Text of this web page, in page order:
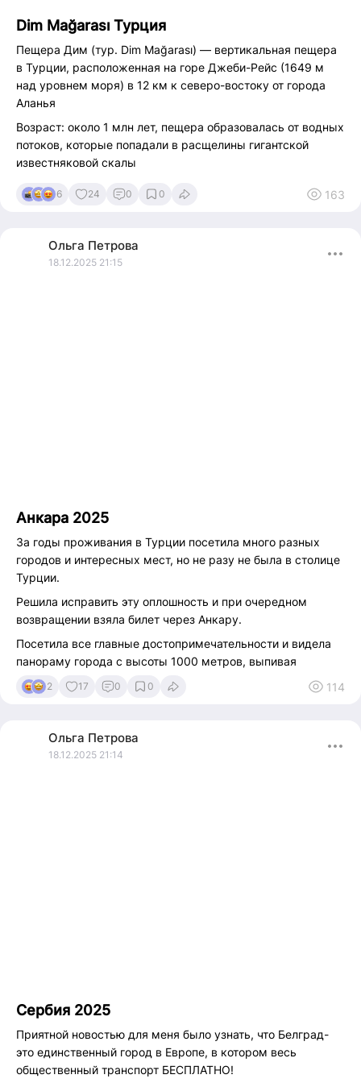
Dim Mağarası Турция
Пещера Дим (тур. Dim Mağarası) — вертикальная пещера
в Турции, расположенная на горе Джеби-Рейс (1649 м
над уровнем моря) в 12 км к северо-востоку от города
Аланья
Возраст: около 1 млн лет, пещера образовалась от водных
потоков, которые попадали в расщелины гигантской
известняковой скалы
Вправо от входа идёт небольшой горизонтальный участок
длиной 50 м.
который заканчивается большим залом площадью 200 м²
с небольшим озерцом.
6 24 0 0 163
Ольга Петрова
18.12.2025 21:15
Анкара 2025
За годы проживания в Турции посетила много разных
городов и интересных мест, но не разу не была в столице
Турции.
Решила исправить эту оплошность и при очередном
возвращении взяла билет через Анкару.
Посетила все главные достопримечательности и видела
панораму города с высоты 1000 метров, выпивая
чашечку турецкого кофе в шикарном ресторане.
Хочешь со мной?
2 17 0 0 114
Ольга Петрова
18.12.2025 21:14
Сербия 2025
Приятной новостью для меня было узнать, что Белград-
это единственный город в Европе, в котором весь
общественный транспорт БЕСПЛАТНО!